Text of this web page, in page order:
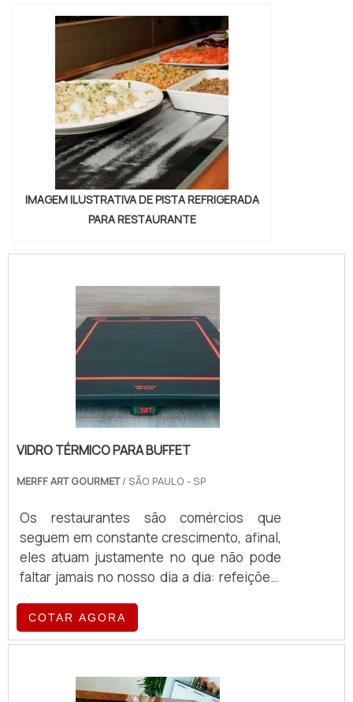
IMAGEM ILUSTRATIVA DE PISTA REFRIGERADA
PARA RESTAURANTE
VIDRO TÉRMICO PARA BUFFET
MERFF ART GOURMET/ SÃO PAULO - SP
Os restaurantes são comércios que
seguem em constante crescimento, afinal,
eles atuam justamente no que não pode
faltar jamais no nosso dia a dia: refeições.
esses restaurantes estão em todas as
partes, e são de todos os gostos e preços,
populares.Entre eles, por exemplo, está o
que serve buffet e podemos considerar
COTAR AGORA